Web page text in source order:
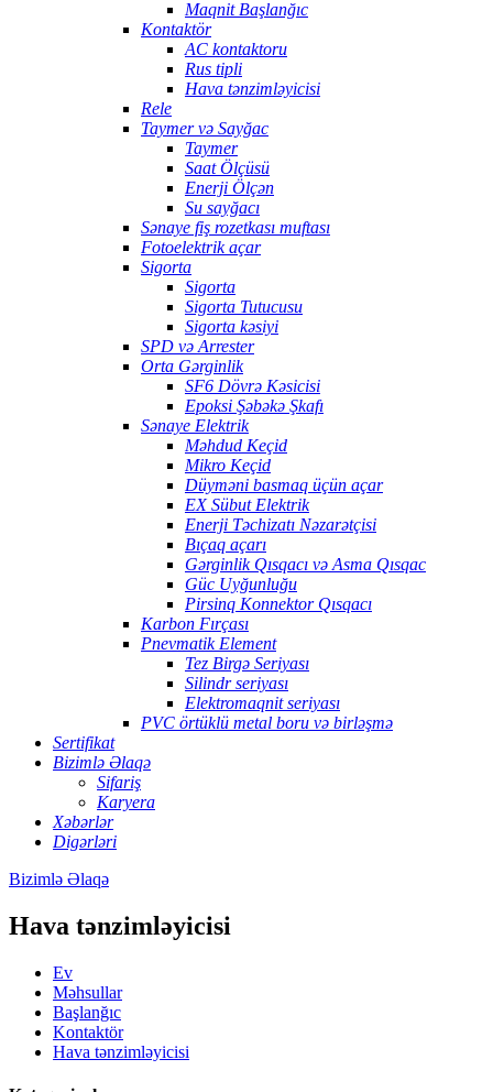
Maqnit Başlanğıc
Kontaktör
AC kontaktoru
Rus tipli
Hava tənzimləyicisi
Rele
Taymer və Sayğac
Taymer
Saat Ölçüsü
Enerji Ölçən
Su sayğacı
Sənaye fiş rozetkası muftası
Fotoelektrik açar
Sigorta
Sigorta
Sigorta Tutucusu
Sigorta kəsiyi
SPD və Arrester
Orta Gərginlik
SF6 Dövrə Kəsicisi
Epoksi Şəbəkə Şkafı
Sənaye Elektrik
Məhdud Keçid
Mikro Keçid
Düyməni basmaq üçün açar
EX Sübut Elektrik
Enerji Təchizatı Nəzarətçisi
Bıçaq açarı
Gərginlik Qısqacı və Asma Qısqac
Güc Uyğunluğu
Pirsinq Konnektor Qısqacı
Karbon Fırçası
Pnevmatik Element
Tez Birgə Seriyası
Silindr seriyası
Elektromaqnit seriyası
PVC örtüklü metal boru və birləşmə
Sertifikat
Bizimlə Əlaqə
Sifariş
Karyera
Xəbərlər
Digərləri
Bizimlə Əlaqə
Hava tənzimləyicisi
Ev
Məhsullar
Başlanğıc
Kontaktör
Hava tənzimləyicisi